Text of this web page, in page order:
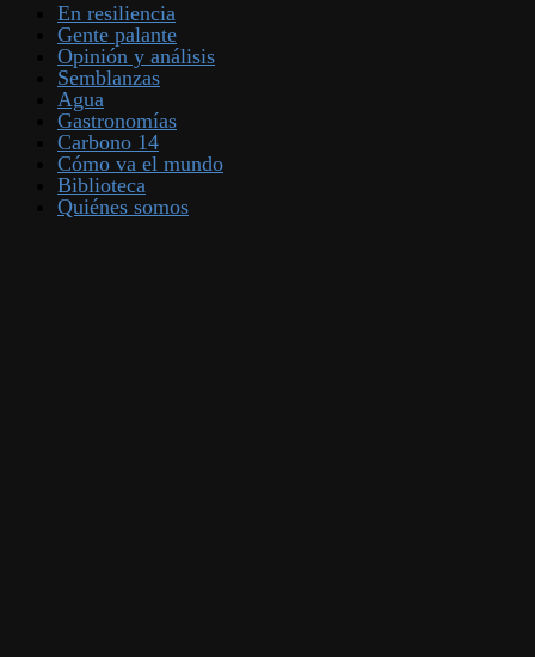
En resiliencia
Gente palante
Opinión y análisis
Semblanzas
Agua
Gastronomías
Carbono 14
Cómo va el mundo
Biblioteca
Quiénes somos